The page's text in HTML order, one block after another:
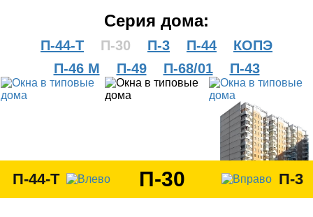
Серия дома:
П-44-Т П-30 П-3 П-44
КОПЭ
П-46 М
П-49 П-68/01 П-43
П-44-Т П-30 П-3